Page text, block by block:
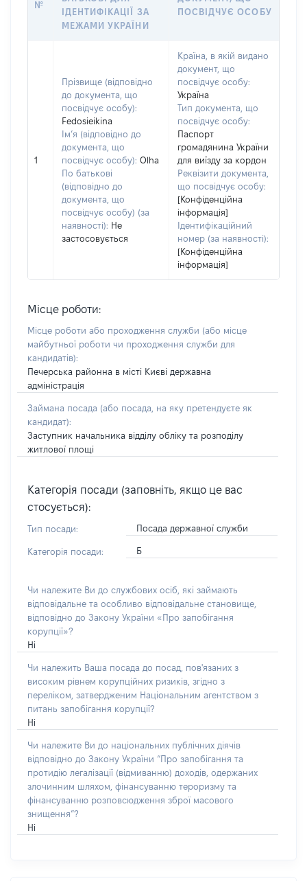
№
ІДЕНТИФІКАЦІЇ ЗА
МЕЖАМИ УКРАЇНИ
ПОСВІДЧУЄ ОСОБУ
1
Прізвище (відповідно
до документа, що
посвідчує особу):
Fedosieikina
Ім’я (відповідно до
документа, що
посвідчує особу): Olha
По батькові
(відповідно до
документа, що
посвідчує особу) (за
наявності): Не
застосовується
Країна, в якій видано
документ, що
посвідчує особу:
Україна
Тип документа, що
посвідчує особу:
Паспорт
громадянина України
для виїзду за кордон
Реквізити документа,
що посвідчує особу:
[Конфіденційна
інформація]
Ідентифікаційний
номер (за наявності):
[Конфіденційна
інформація]
Місце роботи:
Місце роботи або проходження служби (або місце
майбутньої роботи чи проходження служби для
кандидатів):
Печерська районна в місті Києві державна
адміністрація
Займана посада (або посада, на яку претендуєте як
кандидат):
Заступник начальника відділу обліку та розподілу
житлової площі
Категорія посади (заповніть, якщо це вас
стосується):
Тип посади: Посада державної служби
Категорія посади: Б
Чи належите Ви до службових осіб, які займають
відповідальне та особливо відповідальне становище,
відповідно до Закону України «Про запобігання
корупції»?
Ні
Чи належить Ваша посада до посад, пов'язаних з
високим рівнем корупційних ризиків, згідно з
переліком, затвердженим Національним агентством з
питань запобігання корупції?
Ні
Чи належите Ви до національних публічних діячів
відповідно до Закону України “Про запобігання та
протидію легалізації (відмиванню) доходів, одержаних
злочинним шляхом, фінансуванню тероризму та
фінансуванню розповсюдження зброї масового
знищення”?
Ні